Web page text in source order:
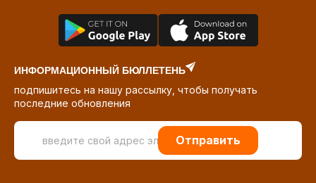
ИНФОРМАЦИОННЫЙ БЮЛЛЕТЕНЬ
подпишитесь на нашу рассылку, чтобы получать
последние обновления
Отправить